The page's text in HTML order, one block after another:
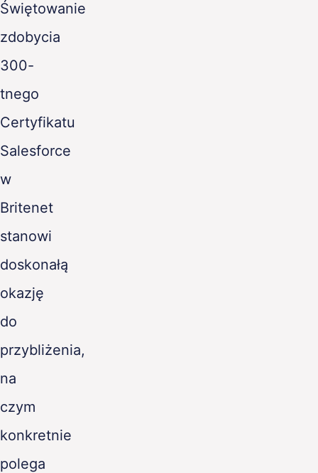
Świętowanie
zdobycia
300-
tnego
Certyfikatu
Salesforce
w
Britenet
stanowi
doskonałą
okazję
do
przybliżenia,
na
czym
konkretnie
polega